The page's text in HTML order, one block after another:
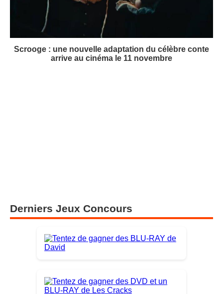
Scrooge : une nouvelle adaptation du célèbre conte
arrive au cinéma le 11 novembre
Derniers Jeux Concours